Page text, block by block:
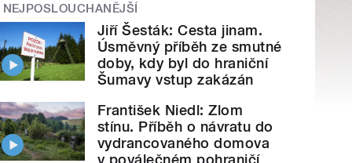
NEJPOSLOUCHANĚJŠÍ
Jiří Šesták: Cesta jinam.
Úsměvný příběh ze smutné
doby, kdy byl do hraniční
Šumavy vstup zakázán
František Niedl: Zlom
stínu. Příběh o návratu do
vydrancovaného domova
v poválečném pohraničí